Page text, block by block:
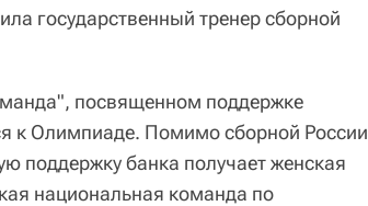
государственный тренер сборной
посвященном поддержке
к Олимпиаде. Помимо сборной России
поддержку банка получает женская
национальная команда по